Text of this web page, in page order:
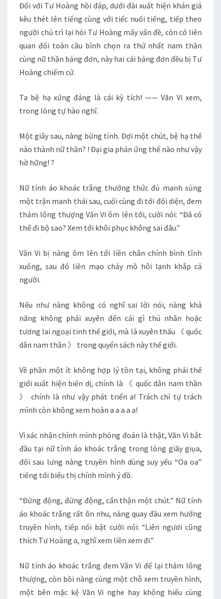
Đối với Tư Hoàng hồi đáp, dưới đài xuất hiện khán giả
kêu thét lên tiếng cùng với tiếc nuối tiếng, tiếp theo
người chủ trì lại hỏi Tư Hoàng mấy vấn đề, còn có liên
quan đối toàn cầu bình chọn ra thứ nhất nam thần
cùng nữ thần bảng đơn, này hai cái bảng đơn đều bị Tư
Hoàng chiếm cứ.
Ta bệ hạ xứng đáng là cái kỳ tích! —— Văn Vi xem,
trong lòng tự hào nghĩ.
Một giây sau, nàng bừng tỉnh. Đợi một chút, bệ hạ thế
nào thành nữ thần? ! Đại gia phản ứng thế nào như vậy
hờ hững! ?
Nữ tính áo khoác trắng thưởng thức đủ manh sủng
một trận manh thái sau, cuối cùng đi tới đối diện, đem
thảm lông thượng Văn Vi ôm lên tới, cười nói: “Đã có
thể đi bộ sao? Xem tới khôi phục không sai đâu.”
Văn Vi bị nàng ôm lên tới liền chân chính bình tĩnh
xuống, sau đó liền mạo chảy mồ hôi lạnh khắp cả
người.
Nếu như nàng không có nghĩ sai lời nói, nàng khả
năng không phải xuyên đến cái gì thú nhân hoặc
tương lai ngoại tinh thế giới, mà là xuyên thấu 《 quốc
dân nam thần 》 trong quyển sách này thế giới.
Về phần một ít không hợp lý tồn tại, không phải thế
giới xuất hiện biến dị, chính là 《 quốc dân nam thần
》 chính là như vậy phát triển a! Trách chỉ tự trách
mình còn không xem hoàn a a a a a!
Vì xác nhận chính mình phỏng đoán là thật, Văn Vi bắt
đầu tại nữ tính áo khoác trắng trong lòng giãy giụa,
đối sau lưng nàng truyền hình dùng suy yếu “Oa oa”
tiếng tới biểu thị chính mình ý đồ.
“Đừng động, đừng động, cẩn thận một chút.” Nữ tính
áo khoác trắng rất ôn nhu, nàng quay đầu xem hướng
truyền hình, tiếp nối bật cười nói: “Liên ngươi cũng
thích Tư Hoàng a, nghĩ xem liền xem đi.”
Nữ tính áo khoác trắng đem Văn Vi để lại thảm lông
thượng, còn bồi nàng cùng một chỗ xem truyền hình,
một bên mặc kệ Văn Vi nghe hay không hiểu cùng